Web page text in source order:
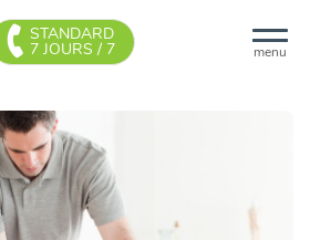
menu
STANDARD
7 JOURS / 7